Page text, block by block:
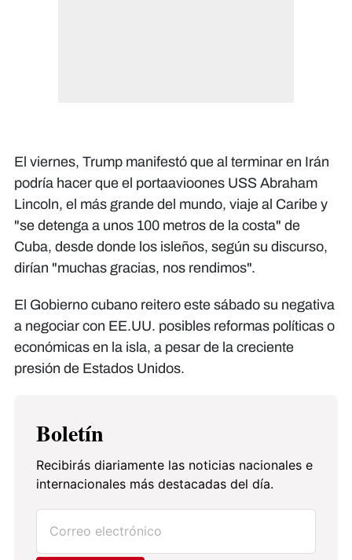
El viernes, Trump manifestó que al terminar en Irán
podría hacer que el portaavioones USS Abraham
Lincoln, el más grande del mundo, viaje al Caribe y
"se detenga a unos 100 metros de la costa" de
Cuba, desde donde los isleños, según su discurso,
dirían "muchas gracias, nos rendimos".
El Gobierno cubano reitero este sábado su negativa
a negociar con EE.UU. posibles reformas políticas o
económicas en la isla, a pesar de la creciente
presión de Estados Unidos.
Boletín
Recibirás diariamente las noticias nacionales e
internacionales más destacadas del día.